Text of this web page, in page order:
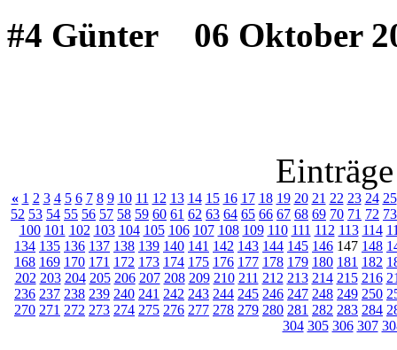
#4 Günter
06 Oktober
« 1 2 3 4 5 6 7 8 9 10 11 12 13 14 15 16 17 18 19 20 21 22 23 24 25
52 53 54 55 56 57 58 59 60 61 62 63 64 65 66 67 68 69 70 71 72 73
100 101 102 103 104 105 106 107 108 109 110 111 112 113 114
134 135 136 137 138 139 140 141 142 143 144 145 146 147 148
168 169 170 171 172 173 174 175 176 177 178 179 180 181 182
202 203 204 205 206 207 208 209 210 211 212 213 214 215 216
236 237 238 239 240 241 242 243 244 245 246 247 248 249 250
270 271 272 273 274 275 276 277 278 279 280 281 282 283 284
304 305 306 307